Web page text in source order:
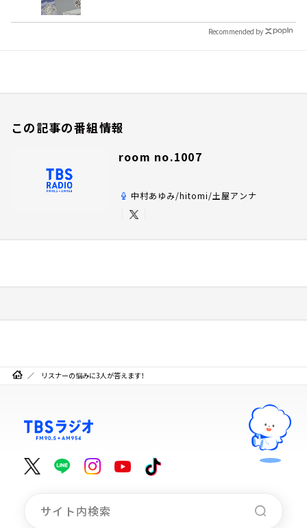
Recommended by
この記事の番組情報
room no.1007
中村あゆみ/hitomi/土屋アンナ
リスナーの悩みに3人が答えます！